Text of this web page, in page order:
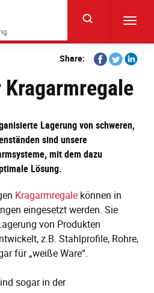
Share:
Share
on
Facebook
Share
on
Twitter
Share
Lagerung von schweren,
sind unsere
mit dem dazu
Lösung.
Kragarmregale können in
eingesetzt werden. Sie
von Produkten
z.B. Stahlprofile, Rohre,
für „weiße Ware“.
sogar in der